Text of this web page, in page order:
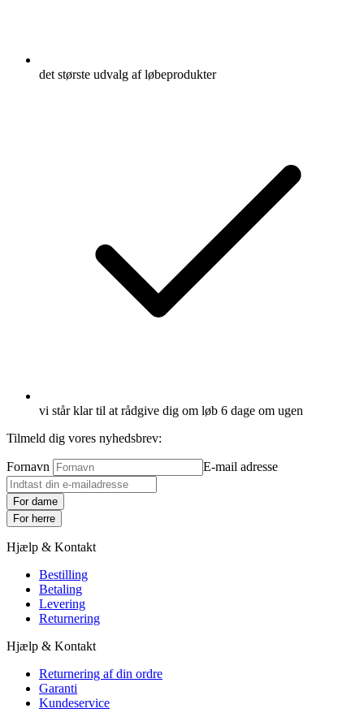
det største udvalg af løbeprodukter
vi står klar til at rådgive dig om løb 6 dage om ugen
Tilmeld dig vores nyhedsbrev:
Fornavn E-mail adresse
For dame
For herre
Hjælp & Kontakt
Bestilling
Betaling
Levering
Returnering
Hjælp & Kontakt
Returnering af din ordre
Garanti
Kundeservice